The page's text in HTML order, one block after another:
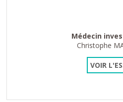
Médecin
Christophe
VOIR